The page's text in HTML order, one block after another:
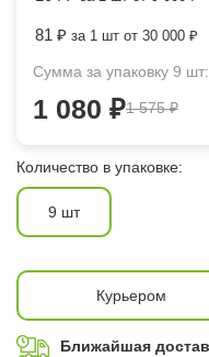
81 ₽ за 1 шт от 30 000 ₽
Сумма за упаковку 9 шт:
1 080 ₽1 575 ₽
Количество в упаковке:
9 шт
Курьером
Ближайшая